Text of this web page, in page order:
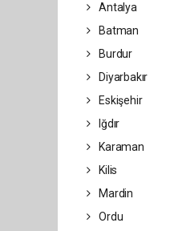
Antalya
Batman
Burdur
Diyarbakır
Eskişehir
Iğdır
Karaman
Kilis
Mardin
Ordu